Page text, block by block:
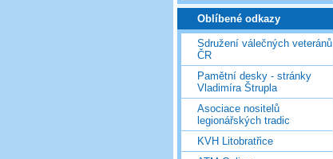
Oblíbené odkazy
Sdružení válečných veteránů
ČR
Pamětní desky - stránky
Vladimíra Štrupla
Asociace nositelů
legionářských tradic
KVH Litobratřice